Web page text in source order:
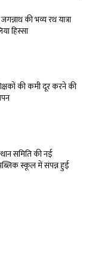
की भव्य रथ यात्रा
हिस्सा
की कमी दूर करने की
समिति की नई
स्कूल में संपन्न हुई